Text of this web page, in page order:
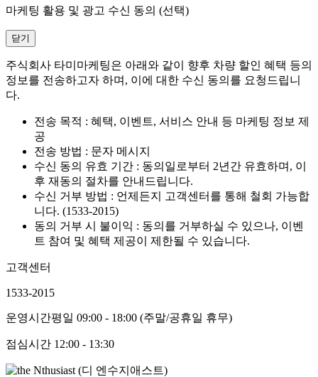
마케팅 활용 및 광고 수신 동의 (선택)
닫기
주식회사 타미마케팅은 아래와 같이 향후 차량 할인 혜택 등의
정보를 전송하고자 하며, 이에 대한 수신 동의를 요청드립니
다.
전송 목적 : 혜택, 이벤트, 서비스 안내 등 마케팅 정보 제
공
전송 방법 : 문자 메시지
수신 동의 유효 기간 : 동의일로부터 2년간 유효하며, 이
후 재동의 절차를 안내드립니다.
수신 거부 방법 : 언제든지 고객센터를 통해 철회 가능합
니다. (1533-2015)
동의 거부 시 불이익 : 동의를 거부하실 수 있으나, 이벤
트 참여 및 혜택 제공이 제한될 수 있습니다.
고객센터
1533-2015
운영시간평일 09:00 - 18:00 (주말/공휴일 휴무)
점심시간 12:00 - 13:30